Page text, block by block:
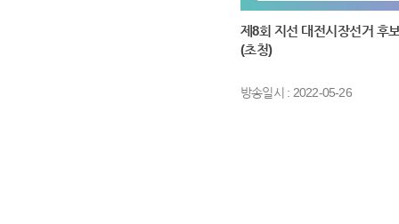
제8회 지선 대전시장선거 후
(초청)
방송일시 : 2022-05-26